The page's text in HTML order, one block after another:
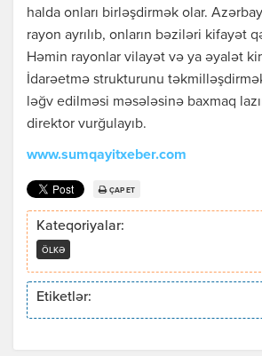
halda onları birləşdirmək olar.
rayon ayrılıb, onların bəziləri kifayət
Həmin rayonlar vilayət və ya əyalət
İdarəetmə strukturunu
ləğv edilməsi məsələsinə baxmaq
direktor vurğulayıb.
www.sumqayitxeber.com
ÇAP ET
Kateqoriyalar:
ÖLKƏ
Etiketlər: